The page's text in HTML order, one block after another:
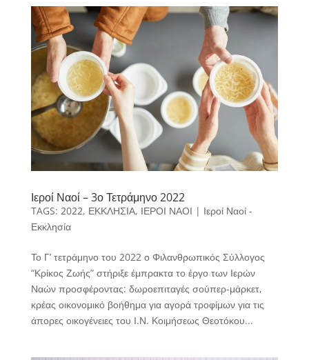
Ιεροί Ναοί – 3ο Τετράμηνο 2022
TAGS: 2022, ΕΚΚΛΗΣΙΑ, ΙΕΡΟΙ ΝΑΟΙ | Ιεροί Ναοί -
Εκκλησία
Το Γ’ τετράμηνο του 2022 ο Φιλανθρωπικός Σύλλογος
“Κρίκος Ζωής” στήριξε έμπρακτα το έργο των Ιερών
Ναών προσφέροντας: δωροεπιταγές σούπερ-μάρκετ,
κρέας οικονομικό βοήθημα για αγορά τροφίμων για τις
άπορες οικογένειες του Ι.Ν. Κοιμήσεως Θεοτόκου...